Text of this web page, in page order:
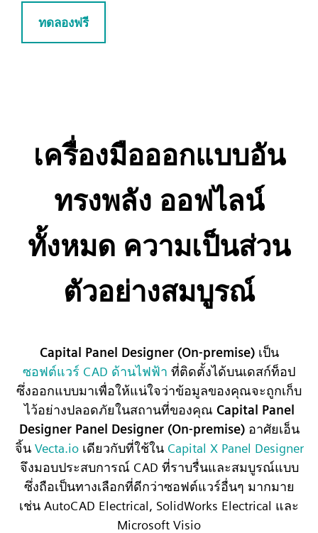
ทดลองฟรี
เครื่องมือออกแบบอัน
ทรงพลัง ออฟไลน์
ทั้งหมด ความเป็นส่วน
ตัวอย่างสมบูรณ์
Capital Panel Designer (On-premise)เป็น
ซอฟต์แวร์ CAD ด้านไฟฟ้า ที่ติดตั้งได้บนเดสก์ท็อป
ซึ่งออกแบบมาเพื่อให้แน่ใจว่าข้อมูลของคุณจะถูกเก็บ
ไว้อย่างปลอดภัยในสถานที่ของคุณ Capital Panel
Designer Panel Designer (On-premise)อาศัยเอ็น
จิ้น Vecta.ioเดียวกับที่ใช้ใน Capital X Panel Designer
จึงมอบประสบการณ์ CAD ที่ราบรื่นและสมบูรณ์แบบ
ซึ่งถือเป็นทางเลือกที่ดีกว่าซอฟต์แวร์อื่นๆ มากมาย
เช่น AutoCAD Electrical, SolidWorks Electrical และ
Microsoft Visio